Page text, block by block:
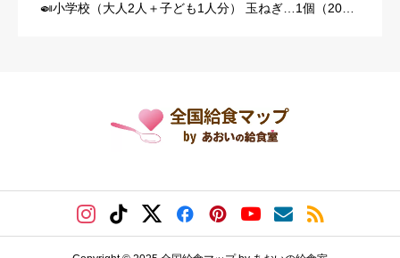
🍛小学校（大人2人＋子ども1人分） 玉ねぎ…1個（200